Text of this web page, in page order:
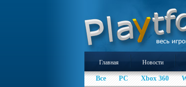
Главная Новости
Все PC Xbox 360